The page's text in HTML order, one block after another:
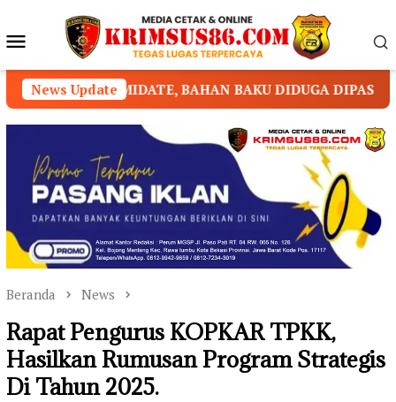
konten Menu
Mobile
News Update
BAHAN BAKU DIDUGA DIPASOK DARI KAMBOJA
Beranda News
Rapat Pengurus KOPKAR TPKK,
Hasilkan Rumusan Program Strategis
Di Tahun 2025.